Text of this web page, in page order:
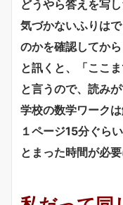
どうやら答えを写し
気づかないふりは
のかを確認してか
と訊くと、「ここ
と言うので、読み
学校の数学ワーク
１ページ15分ぐら
とまった時間が必要